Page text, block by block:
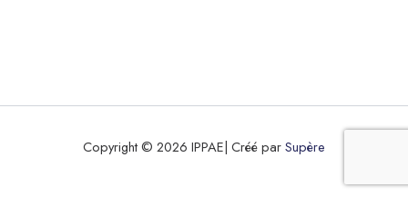
Copyright © 2026 IPPAE| Créé parSupère